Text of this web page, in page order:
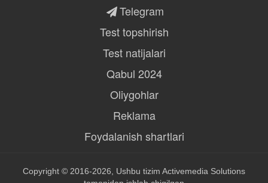
Telegram
Test topshirish
Test natijalari
Qabul 2024
Oliygohlar
Reklama
Foydalanish shartlari
Copyright © 2016-2026, Ushbu tizim Activemedia Solutions